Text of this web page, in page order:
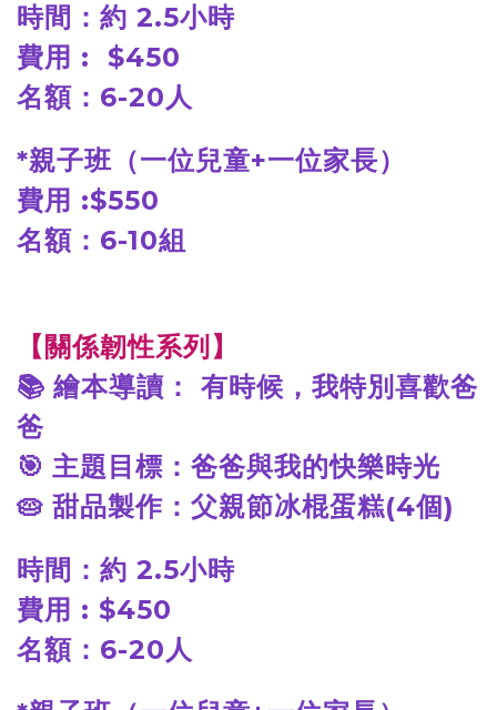
時間：約 2.5小時
費用 : $450
名額：6-20人
*親子班（一位兒童+一位家長）
費用 :$550
名額：6-10組
【關係韌性系列】
📚 繪本導讀： 有時候，我特別喜歡爸
爸
🎯 主題目標：爸爸與我的快樂時光
🥧 甜品製作：父親節冰棍蛋糕(4個)
時間：約 2.5小時
費用 : $450
名額：6-20人